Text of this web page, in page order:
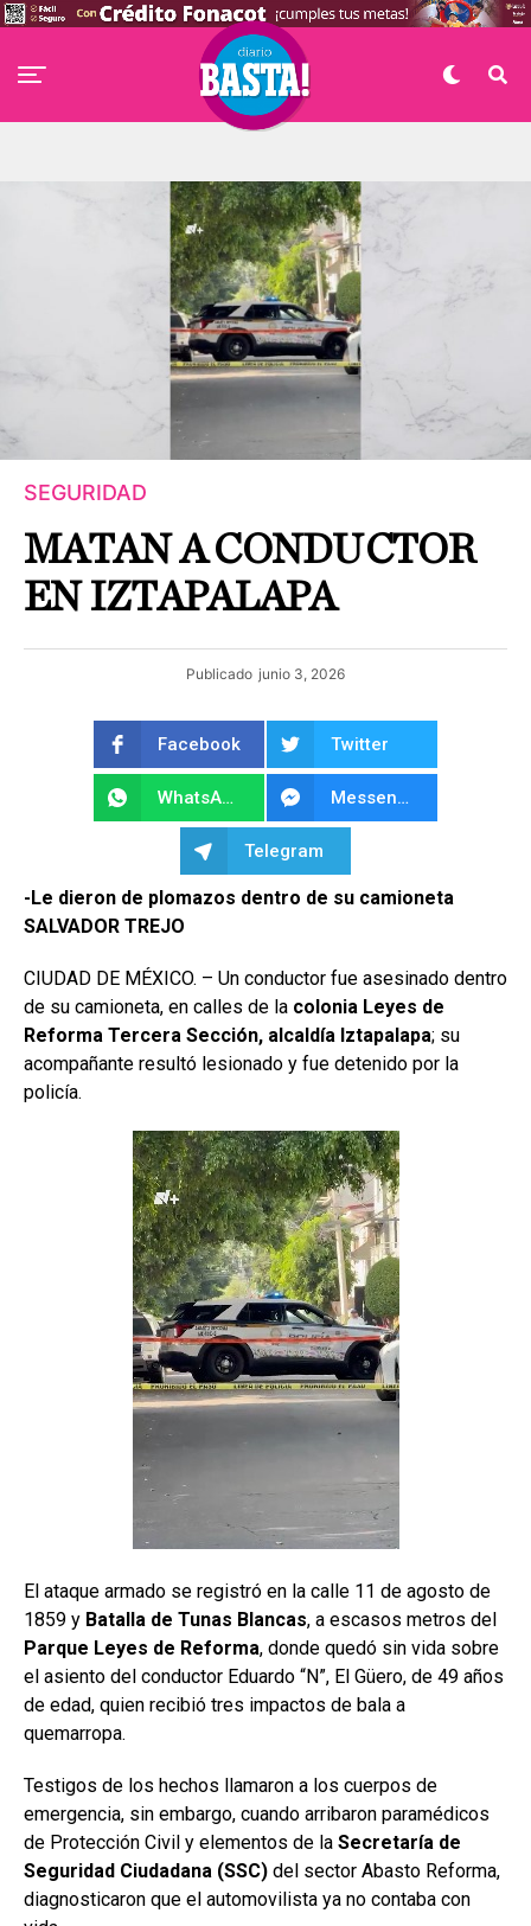
SEGURIDAD
MATAN A CONDUCTOR
EN IZTAPALAPA
Publicado junio 3, 2026
Facebook Twitter
WhatsApp Messenger
Telegram
-Le dieron de plomazos dentro de su camioneta
SALVADOR TREJO
CIUDAD DE MÉXICO. – Un conductor fue asesinado dentro
de su camioneta, en calles de la colonia Leyes de
Reforma Tercera Sección, alcaldía Iztapalapa; su
acompañante resultó lesionado y fue detenido por la
policía.
El ataque armado se registró en la calle 11 de agosto de
1859 y Batalla de Tunas Blancas, a escasos metros del
Parque Leyes de Reforma, donde quedó sin vida sobre
el asiento del conductor Eduardo “N”, El Güero, de 49 años
de edad, quien recibió tres impactos de bala a
quemarropa.
Testigos de los hechos llamaron a los cuerpos de
emergencia, sin embargo, cuando arribaron paramédicos
de Protección Civil y elementos de la Secretaría de
Seguridad Ciudadana (SSC) del sector Abasto Reforma,
diagnosticaron que el automovilista ya no contaba con